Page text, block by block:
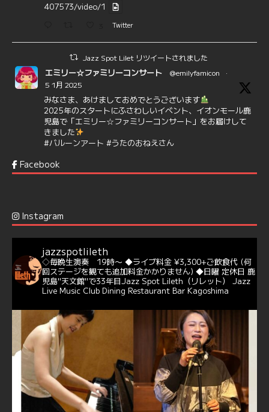
407573/video/1
Twitter
Jazz Spot Lilet リツイートされました
エミリー☆ファミリーコンサート @emilyfamicon
·
5 1月 2025
みなさま、あけましておめでとうございます
2025年のスタートにふさわしいイベント、イオンモール鹿
児島で「エミリー☆ファミリーコンサート」をお届けして
きました
#バルーンアート #うたのおねえさん
6 7
@delightful_gang
バー♪♬
当店での演奏シーンもご覧いただけます❣❣
#天文館ミリオネーション #ジャミラ #クリスマスソング
https://youtu.be/2lhypP4KWc4?si=CEbY-wEg5HDc_iEv
6 Twitter
Jazz Spot Lilet · 11 11月 2024
忘年会＆新年会 ご予約承り中❣❣
☆窓辺から天文館ミリオネーション
☆JAZZの生演奏を聴きながら♪
☆地産地消に拘ったフードメニュー
プラン内容はご予算とご要望に応じてアレンジ可能ですの
で、お気軽にお問い合せください
https://jazzspotlileth.com/recommend/8650
Facebook
Instagram
jazzspotlileth
◇毎晩生演奏 19時〜 ◆ライブ料金 ¥3,300+ご飲食代 (何
回ステージを観ても追加料金かかりません) ◆日曜 定休日 鹿
児島"天文館"で33年目Jazz Spot Lileth（リレット）
Jazz
Live Music Club Dining Restaurant Bar Kagoshima